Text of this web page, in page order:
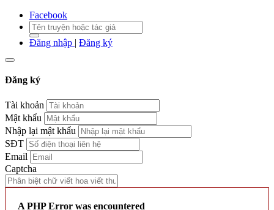
Facebook
Đăng nhập | Đăng ký
Đăng ký
Tài khoản
Mật khẩu
Nhập lại mật khẩu
SĐT
Email
Captcha
A PHP Error was encountered